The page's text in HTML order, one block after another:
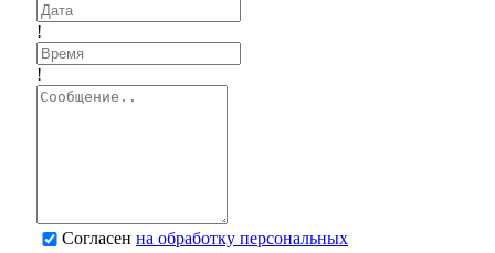
!
!
Согласен на обработку персональных